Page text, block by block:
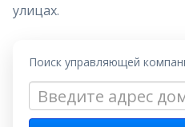
улицах.
Поиск управляющей